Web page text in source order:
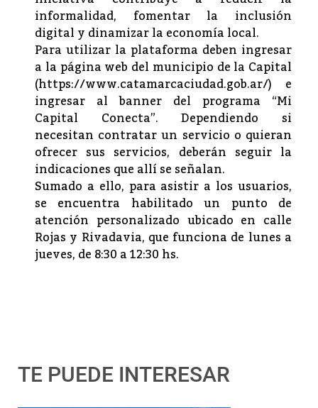
informalidad, fomentar la inclusión
digital y dinamizar la economía local.
Para utilizar la plataforma deben ingresar
a la página web del municipio de la Capital
(https://www.catamarcaciudad.gob.ar/) e
ingresar al banner del programa “Mi
Capital Conecta”. Dependiendo si
necesitan contratar un servicio o quieran
ofrecer sus servicios, deberán seguir la
indicaciones que allí se señalan.
Sumado a ello, para asistir a los usuarios,
se encuentra habilitado un punto de
atención personalizado ubicado en calle
Rojas y Rivadavia, que funciona de lunes a
jueves, de 8:30 a 12:30 hs.
TE PUEDE INTERESAR